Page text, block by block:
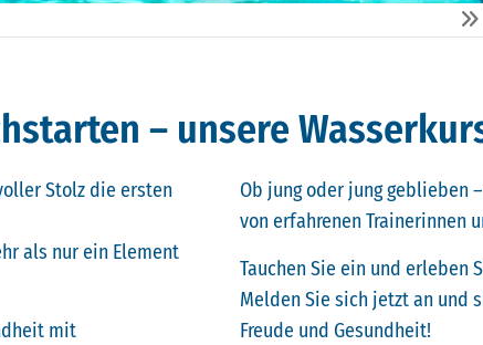
– unsere
Stolz die ersten
als nur ein Element
mit
Ob jung oder jung geblieben
von erfahrenen Trainerinnen
Tauchen Sie ein und erleben
Melden Sie sich jetzt an und
Freude und Gesundheit!